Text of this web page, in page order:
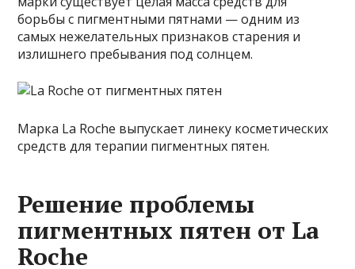
борьбы с пигментными пятнами — одним из
самых нежелательных признаков старения и
излишнего пребывания под солнцем.
Марка La Roche выпускает линеку косметических
средств для терапии пигментных пятен.
Решение проблемы
пигментных пятен от La
Roche